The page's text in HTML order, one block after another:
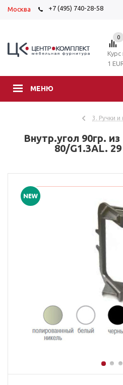
Москва +7 (495) 740-28-58
МЕНЮ
0
Курс
1
3. Ручки и
Внутр.угол 90гр.
80/G1.3AL.